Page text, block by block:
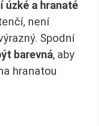
úzké a hranaté
není
Spodní
barevná, aby
hranatou